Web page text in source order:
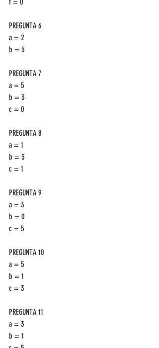
PREGUNTA 6
a = 2
b = 5
PREGUNTA 7
a = 5
b = 3
c = 0
PREGUNTA 8
a = 1
b = 5
c = 1
PREGUNTA 9
a = 3
b = 0
c = 5
PREGUNTA 10
a = 5
b = 1
c = 3
PREGUNTA 11
a = 3
b = 1